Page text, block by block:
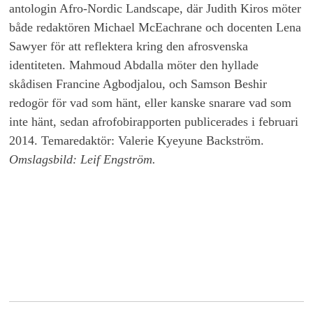
antologin Afro-Nordic Landscape, där Judith Kiros möter
både redaktören Michael McEachrane och docenten Lena
Sawyer för att reflektera kring den afrosvenska
identiteten. Mahmoud Abdalla möter den hyllade
skådisen Francine Agbodjalou, och Samson Beshir
redogör för vad som hänt, eller kanske snarare vad som
inte hänt, sedan afrofobirapporten publicerades i februari
2014. Temaredaktör: Valerie Kyeyune Backström.
Omslagsbild: Leif Engström.